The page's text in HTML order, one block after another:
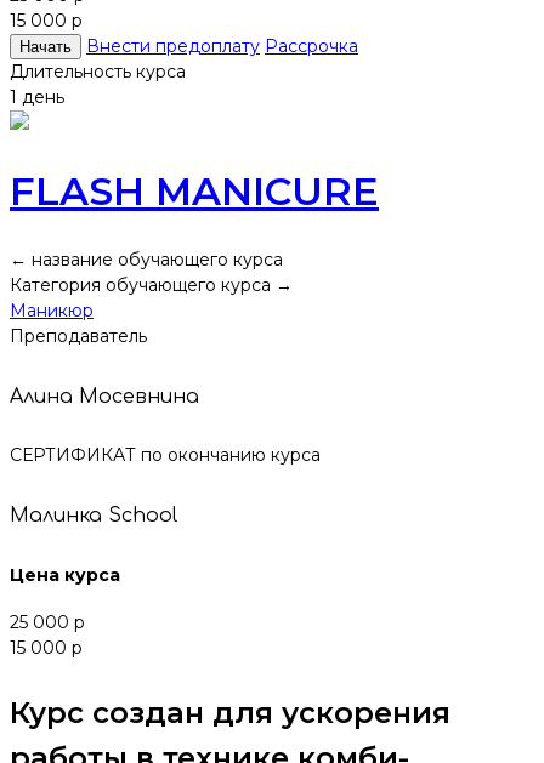
15 000 р
Начать Внести предоплату Рассрочка
Длительность курса
1 день
FLASH MANICURE
← название обучающего курса
Категория обучающего курса →
Маникюр
Преподаватель
Алина Мосевнина
СЕРТИФИКАТ по окончанию курса
Малинка School
Цена курса
25 000 р
15 000 р
Курс создан для ускорения